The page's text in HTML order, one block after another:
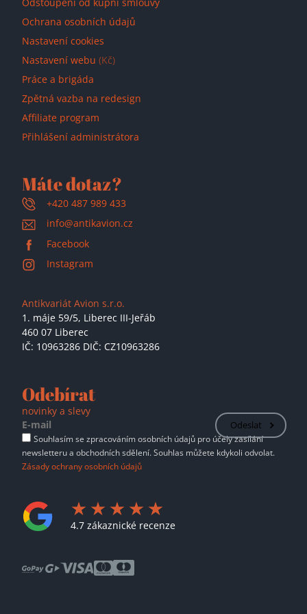
Ochrana osobních údajů
Nastavení cookies
Nastavení webu (Kč)
Práce a brigáda
Zpětná vazba na redesign
Affiliate program
Přihlášení administrátora
Máte dotaz?
+420 487 989 433
info@antikavion.cz
Facebook
Instagram
Antikvariát Avion s.r.o.
1. máje 59/5, Liberec III-Jeřáb
460 07 Liberec
IČ: 10963286 DIČ: CZ10963286
Odebírat
novinky a slevy
Odeslat
Souhlasím se zpracováním osobních údajů pro účely zasílání
newsletteru a obchodních sdělení. Souhlas můžete kdykoli odvolat.
Zásady ochrany osobních údajů
4.7 zákaznické recenze